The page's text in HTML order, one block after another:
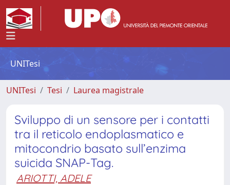
UNITesi
UNITesi Tesi Laurea magistrale
Sviluppo di un sensore per i contatti
tra il reticolo endoplasmatico e
mitocondrio basato sull’enzima
suicida SNAP-Tag.
ARIOTTI, ADELE